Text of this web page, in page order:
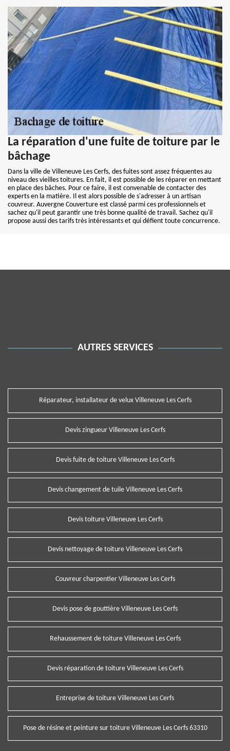
La réparation d'une fuite de toiture par le
bâchage
Dans la ville de Villeneuve Les Cerfs, des fuites sont assez fréquentes au
niveau des vieilles toitures. En fait, il est possible de les réparer en mettant
en place des bâches. Pour ce faire, il est convenable de contacter des
experts en la matière. Il est alors possible de s'adresser à un artisan
couvreur. Auvergne Couverture est classé parmi ces professionnels et
sachez qu'il peut garantir une très bonne qualité de travail. Sachez qu'il
propose aussi des tarifs très intéressants et qui défient toute concurrence.
AUTRES SERVICES
Réparateur, installateur de velux Villeneuve Les Cerfs
Devis zingueur Villeneuve Les Cerfs
Devis fuite de toiture Villeneuve Les Cerfs
Devis changement de tuile Villeneuve Les Cerfs
Devis toiture Villeneuve Les Cerfs
Devis nettoyage de toiture Villeneuve Les Cerfs
Couvreur charpentier Villeneuve Les Cerfs
Devis pose de gouttière Villeneuve Les Cerfs
Rehaussement de toiture Villeneuve Les Cerfs
Devis réparation de toiture Villeneuve Les Cerfs
Entreprise de toiture Villeneuve Les Cerfs
Pose de résine et peinture sur toiture Villeneuve Les Cerfs 63310